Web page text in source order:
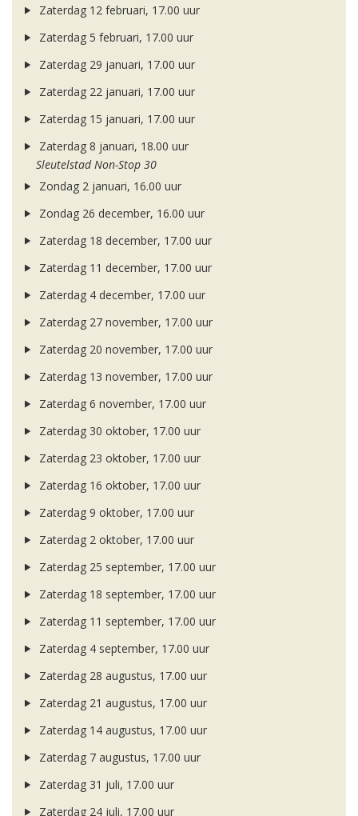
Zaterdag 12 februari, 17.00 uur
Zaterdag 5 februari, 17.00 uur
Zaterdag 29 januari, 17.00 uur
Zaterdag 22 januari, 17.00 uur
Zaterdag 15 januari, 17.00 uur
Zaterdag 8 januari, 18.00 uur
Sleutelstad Non-Stop 30
Zondag 2 januari, 16.00 uur
Zondag 26 december, 16.00 uur
Zaterdag 18 december, 17.00 uur
Zaterdag 11 december, 17.00 uur
Zaterdag 4 december, 17.00 uur
Zaterdag 27 november, 17.00 uur
Zaterdag 20 november, 17.00 uur
Zaterdag 13 november, 17.00 uur
Zaterdag 6 november, 17.00 uur
Zaterdag 30 oktober, 17.00 uur
Zaterdag 23 oktober, 17.00 uur
Zaterdag 16 oktober, 17.00 uur
Zaterdag 9 oktober, 17.00 uur
Zaterdag 2 oktober, 17.00 uur
Zaterdag 25 september, 17.00 uur
Zaterdag 18 september, 17.00 uur
Zaterdag 11 september, 17.00 uur
Zaterdag 4 september, 17.00 uur
Zaterdag 28 augustus, 17.00 uur
Zaterdag 21 augustus, 17.00 uur
Zaterdag 14 augustus, 17.00 uur
Zaterdag 7 augustus, 17.00 uur
Zaterdag 31 juli, 17.00 uur
Zaterdag 24 juli, 17.00 uur